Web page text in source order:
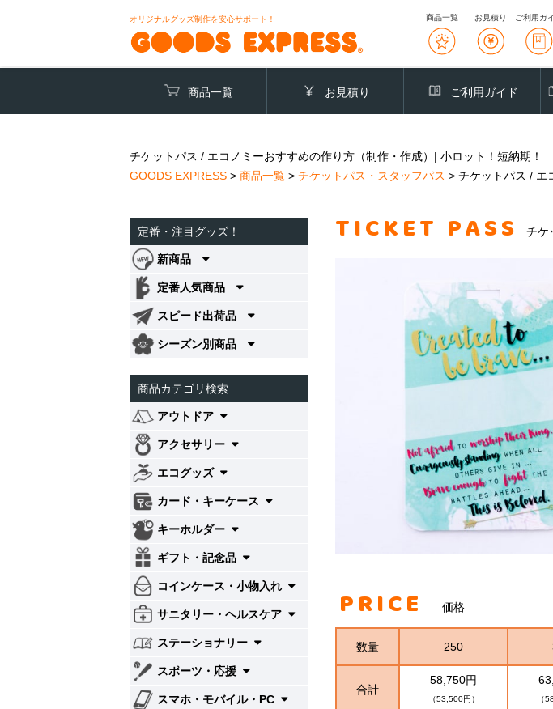
オリジナルグッズ制作を安心サポート！ 商品一覧 お見積り ご利用ガ
商品一覧 お見積り ご利用ガイド
チケットパス / エコノミーおすすめの作り方（制作・作成）| 小ロット！短納期！
GOODS EXPRESS > 商品一覧 > チケットパス・スタッフパス > チケットパス / エ
TICKET PASS チケ
PRICE 価格
数量 250
合計
58,750円
（53,500円） （
定番・注目グッズ！
新商品
定番人気商品
スピード出荷品
シーズン別商品
商品カテゴリ検索
アウトドア
アクセサリー
エコグッズ
カード・キーケース
キーホルダー
ギフト・記念品
コインケース・小物入れ
サニタリー・ヘルスケア
ステーショナリー
スポーツ・応援
スマホ・モバイル・PC